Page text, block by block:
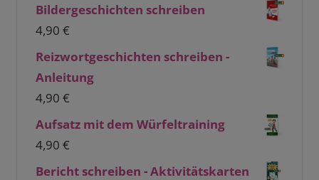
Bildergeschichten schreiben
4,90 €
Reizwortgeschichten schreiben -
Anleitung
4,90 €
Aufsatz mit dem Würfeltraining
4,90 €
Bericht schreiben - Aktivitätskarten